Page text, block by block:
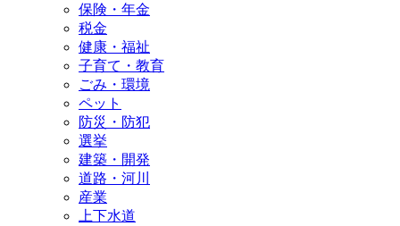
保険・年金
税金
健康・福祉
子育て・教育
ごみ・環境
ペット
防災・防犯
選挙
建築・開発
道路・河川
産業
上下水道